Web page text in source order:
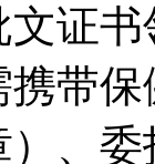
证
带
）、